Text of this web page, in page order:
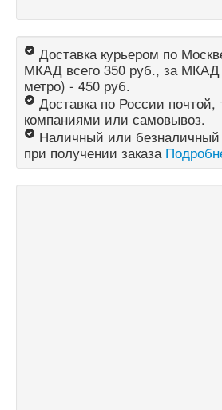
Доставка курьером по
МКАД всего 350 руб., за
метро) - 450 руб.
Доставка по России
компаниями или самовывоз.
Наличный или безналичный
при получении заказа